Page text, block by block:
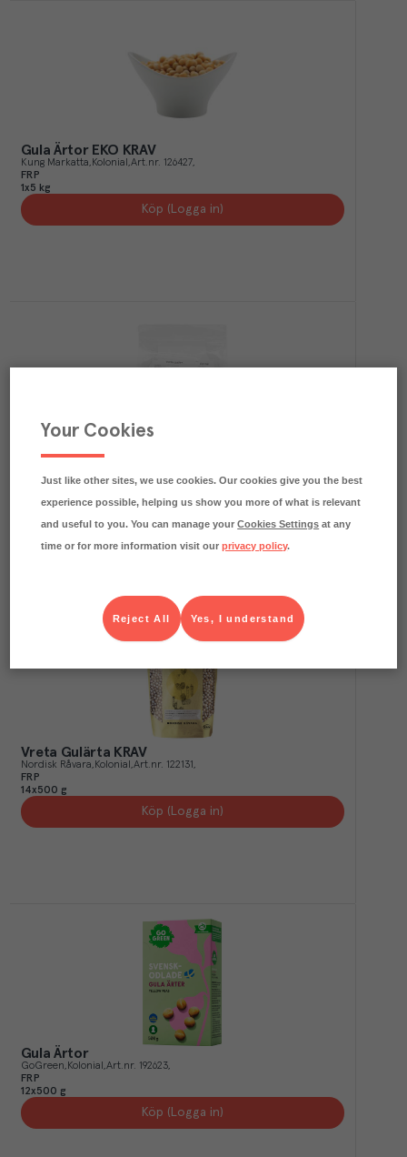
Gula Ärtor EKO KRAV
Kung Markatta Kolonial Art.nr. 126427
FRP
1x5 kg
Köp (Logga in)
Vreta Gulärt KRAV
Köp (Logga in)
Vreta Gulärta KRAV
Nordisk Råvara Kolonial Art.nr. 122131
FRP
14x500 g
Köp (Logga in)
Gula Ärtor
GoGreen Kolonial Art.nr. 192623
FRP
12x500 g
Köp (Logga in)
Your Cookies
Just like other sites, we use cookies. Our cookies give you the best
experience possible, helping us show you more of what is relevant
and useful to you. You can manage yourCookies Settings at any
time or for more information visit ourprivacy policy.
Yes, I understand
Reject All